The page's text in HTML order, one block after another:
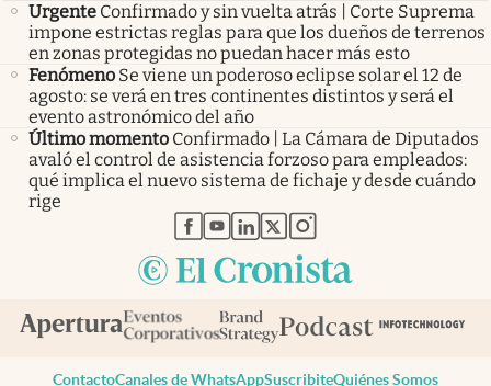
Urgente Confirmado y sin vuelta atrás | Corte Suprema
impone estrictas reglas para que los dueños de terrenos
en zonas protegidas no puedan hacer más esto
Fenómeno Se viene un poderoso eclipse solar el 12 de
agosto: se verá en tres continentes distintos y será el
evento astronómico del año
Último momento Confirmado | La Cámara de Diputados
avaló el control de asistencia forzoso para empleados:
qué implica el nuevo sistema de fichaje y desde cuándo
rige
abre en nueva pestaña
abre en nueva pestaña
abre en nueva pestaña
abre en nueva pestaña
abre en nueva pestaña
ContactoCanales de WhatsAppSuscribiteQuiénes Somos